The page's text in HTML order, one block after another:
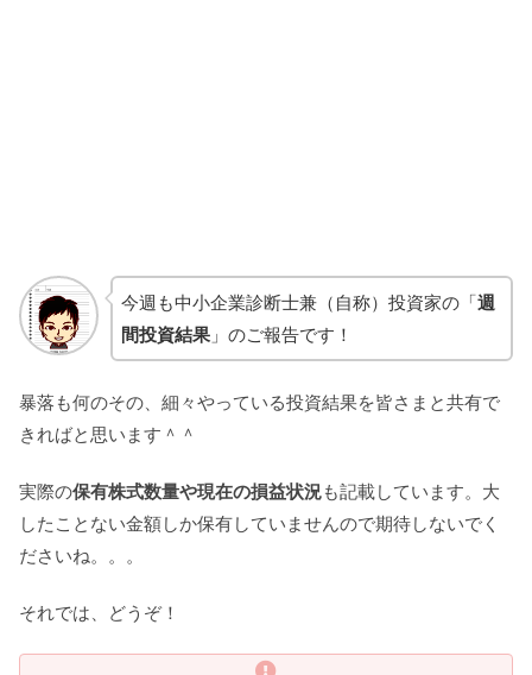
今週も中小企業診断士兼（自称）投資家の「週
間投資結果」のご報告です！
暴落も何のその、細々やっている投資結果を皆さまと共有で
きればと思います＾＾
実際の保有株式数量や現在の損益状況も記載しています。大
したことない金額しか保有していませんので期待しないでく
ださいね。。。
それでは、どうぞ！